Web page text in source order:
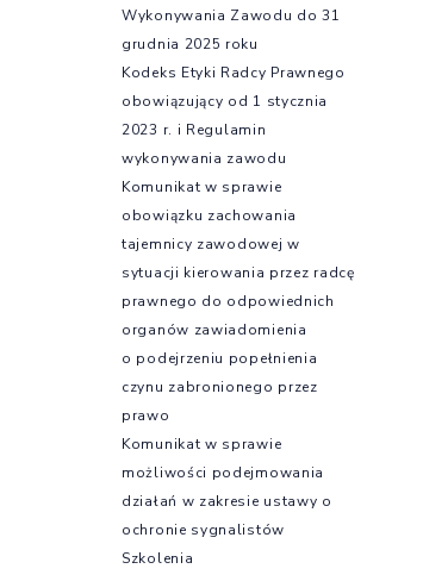
Wykonywania Zawodu do 31
grudnia 2025 roku
Kodeks Etyki Radcy Prawnego
obowiązujący od 1 stycznia
2023 r. i Regulamin
wykonywania zawodu
Komunikat w sprawie
obowiązku zachowania
tajemnicy zawodowej w
sytuacji kierowania przez radcę
prawnego do odpowiednich
organów zawiadomienia
o podejrzeniu popełnienia
czynu zabronionego przez
prawo
Komunikat w sprawie
możliwości podejmowania
działań w zakresie ustawy o
ochronie sygnalistów
Szkolenia